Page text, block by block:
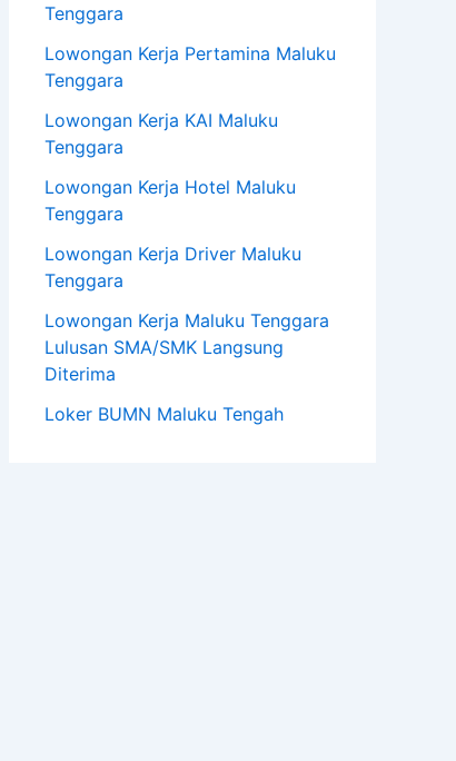
Tenggara
Lowongan Kerja Pertamina Maluku
Tenggara
Lowongan Kerja KAI Maluku
Tenggara
Lowongan Kerja Hotel Maluku
Tenggara
Lowongan Kerja Driver Maluku
Tenggara
Lowongan Kerja Maluku Tenggara
Lulusan SMA/SMK Langsung
Diterima
Loker BUMN Maluku Tengah